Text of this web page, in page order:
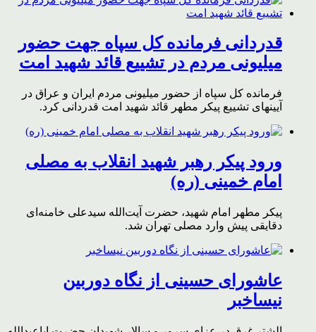
قدردانی فرمانده کل سپاه جهت حضور
میلیونی مردم در تشییع قائد شهید امت
فرمانده کل سپاه از حضور میلیونی مردم ایران و عراق در
آیینهای تشییع پیکر مطهر قائد شهید امت قدردانی کرد.
ورود پیکر رهبر شهید انقلاب به مصلی
امام خمینی (ره)
پیکر مطهر امام شهید،‌ حضرت آیت‌الله سیدعلی خامنه‌ای
دقایقی پیش وارد مصلی تهران شد.
عاشورای حسینی از نگاه دوربین
نیساخبر